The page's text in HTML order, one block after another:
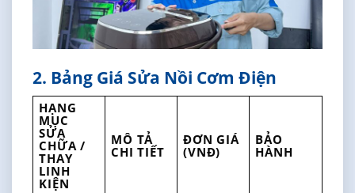
2. Bảng Giá Sửa Nồi Cơm Điện
HẠNG
MỤC
SỬA
CHỮA /
THAY
LINH
KIỆN
MÔ TẢ
CHI TIẾT
ĐƠN GIÁ
(VNĐ)
BẢO
HÀNH